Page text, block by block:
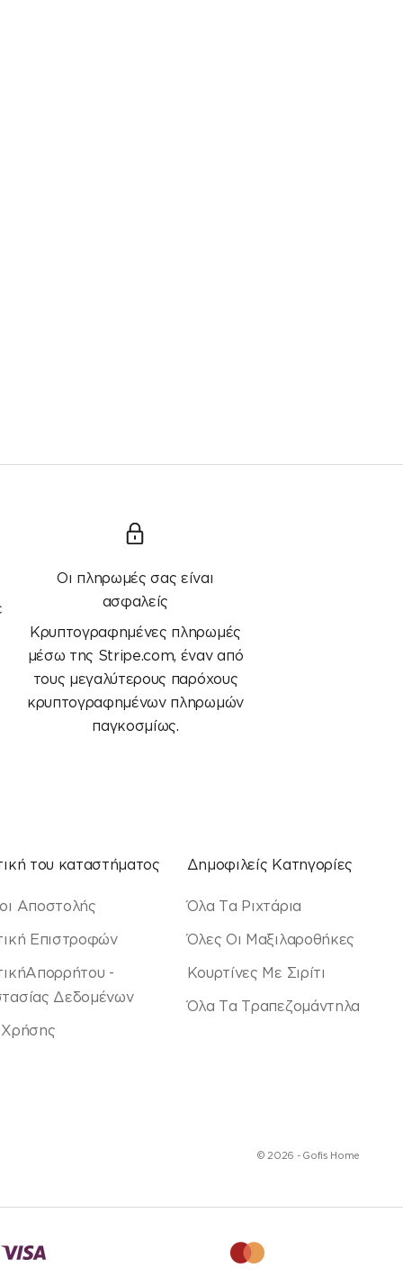
Οι πληρωμές σας είναι
ασφαλείς
Κρυπτογραφημένες πληρωμές
μέσω της Stripe.com, έναν από
τους μεγαλύτερους παρόχους
κρυπτογραφημένων πληρωμών
παγκοσμίως.
του καταστήματος
Αποστολής
Επιστροφών
-
Δεδομένων
Δημοφιλείς Κατηγορίες
Όλα Τα Ριχτάρια
Όλες Οι Μαξιλαροθήκες
Κουρτίνες Με Σιρίτι
Όλα Τα Τραπεζομάντηλα
© 2026 - Gofis Home